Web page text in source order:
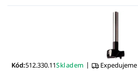
Kód:512.330.11Skladem | Expedujeme